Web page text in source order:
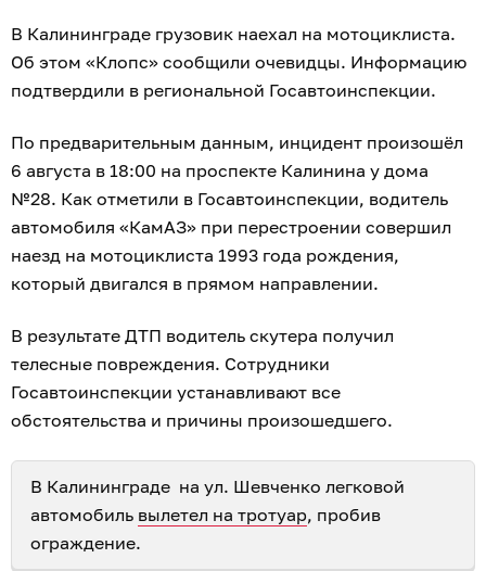
В Калининграде грузовик наехал на мотоциклиста.
Об этом «Клопс» сообщили очевидцы. Информацию
подтвердили в региональной Госавтоинспекции.
По предварительным данным, инцидент произошёл
6 августа в 18:00 на проспекте Калинина у дома
№28. Как отметили в Госавтоинспекции, водитель
автомобиля «КамАЗ» при перестроении совершил
наезд на мотоциклиста 1993 года рождения,
который двигался в прямом направлении.
В результате ДТП водитель скутера получил
телесные повреждения. Сотрудники
Госавтоинспекции устанавливают все
обстоятельства и причины произошедшего.
В Калининграде на ул. Шевченко легковой
автомобиль вылетел на тротуар, пробив
ограждение.